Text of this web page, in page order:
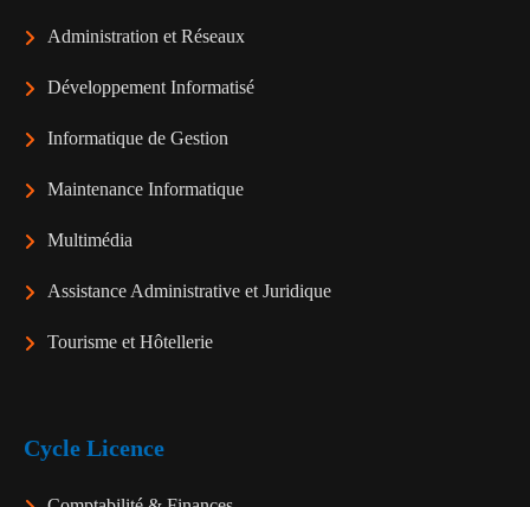
Administration et Réseaux
Développement Informatisé
Informatique de Gestion
Maintenance Informatique
Multimédia
Assistance Administrative et Juridique
Tourisme et Hôtellerie
Cycle Licence